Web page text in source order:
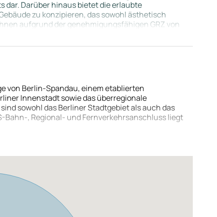
dar. Darüber hinaus bietet die erlaubte
zu konzipieren, das sowohl ästhetisch
aufgrund der genehmigungsfähigen GRZ von
Anforderungen und Wünsche
von Berlin-Spandau, einem etablierten
Innenstadt sowie das überregionale
sowohl das Berliner Stadtgebiet als auch das
, Regional- und Fernverkehrsanschluss liegt
, Technologie- und Dienstleistungsunternehmen